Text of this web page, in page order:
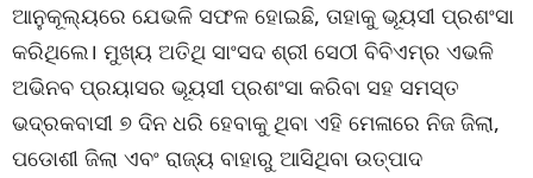
ଆନୁକୂଲ୍ୟରେ ଯେଭଳି ସଫଳ ହୋଇଛି, ତାହାକୁ ଭୂୟସୀ ପ୍ରଶଂସା
କରିଥିଲେ। ମୁଖ୍ୟ ଅତିଥି ସାଂସଦ ଶ୍ରୀ ସେଠୀ ବିବିଏମ୍‌ର ଏଭଳି
ଅଭିନବ ପ୍ରୟାସର ଭୂୟସୀ ପ୍ରଶଂସା କରିବା ସହ ସମସ୍ତ
ଭଦ୍ରକବାସୀ ୭ ଦିନ ଧରି ହେବାକୁ ଥିବା ଏହି ମେଳାରେ ନିଜ ଜିଲା,
ପଡୋଶୀ ଜିଲା ଏବଂ ରାଜ୍ୟ ବାହାରୁ ଆସିଥିବା ଉତ୍ପାଦ